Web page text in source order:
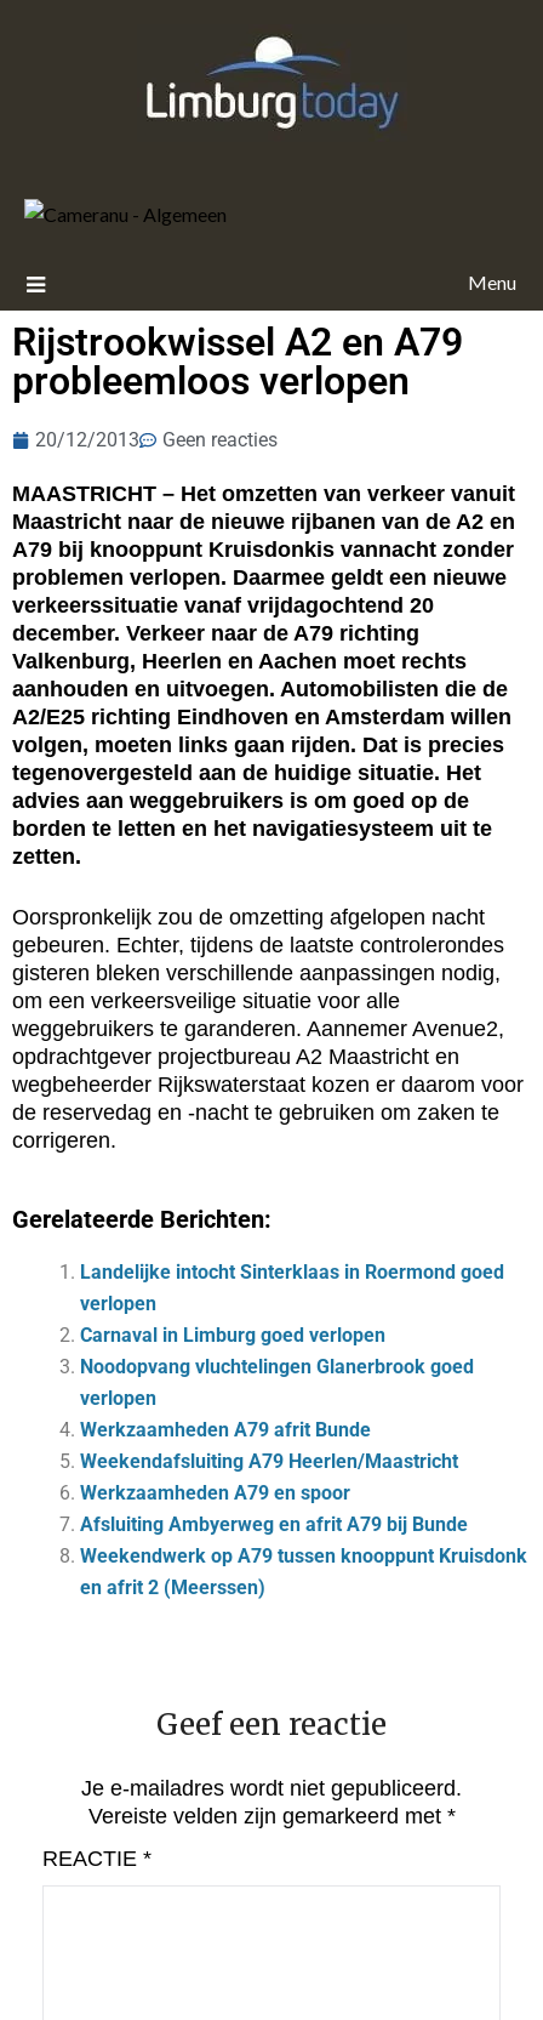
Menu
Rijstrookwissel A2 en A79
probleemloos verlopen
20/12/2013 Geen reacties
MAASTRICHT – Het omzetten van verkeer vanuit
Maastricht naar de nieuwe rijbanen van de A2 en
A79 bij knooppunt Kruisdonkis vannacht zonder
problemen verlopen. Daarmee geldt een nieuwe
verkeerssituatie vanaf vrijdagochtend 20
december. Verkeer naar de A79 richting
Valkenburg, Heerlen en Aachen moet rechts
aanhouden en uitvoegen. Automobilisten die de
A2/E25 richting Eindhoven en Amsterdam willen
volgen, moeten links gaan rijden. Dat is precies
tegenovergesteld aan de huidige situatie. Het
advies aan weggebruikers is om goed op de
borden te letten en het navigatiesysteem uit te
zetten.
Oorspronkelijk zou de omzetting afgelopen nacht
gebeuren. Echter, tijdens de laatste controlerondes
gisteren bleken verschillende aanpassingen nodig,
om een verkeersveilige situatie voor alle
weggebruikers te garanderen. Aannemer Avenue2,
opdrachtgever projectbureau A2 Maastricht en
wegbeheerder Rijkswaterstaat kozen er daarom voor
de reservedag en -nacht te gebruiken om zaken te
corrigeren.
Gerelateerde Berichten:
Landelijke intocht Sinterklaas in Roermond goed
verlopen
Carnaval in Limburg goed verlopen
Noodopvang vluchtelingen Glanerbrook goed
verlopen
Werkzaamheden A79 afrit Bunde
Weekendafsluiting A79 Heerlen/Maastricht
Werkzaamheden A79 en spoor
Afsluiting Ambyerweg en afrit A79 bij Bunde
Weekendwerk op A79 tussen knooppunt Kruisdonk
en afrit 2 (Meerssen)
Geef een reactie
Je e-mailadres wordt niet gepubliceerd.
Vereiste velden zijn gemarkeerd met *
REACTIE *